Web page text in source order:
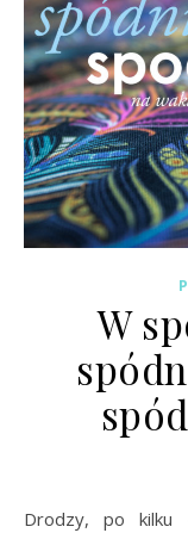
W
Drodzy, po kilku długich tygodniach przygotowań do